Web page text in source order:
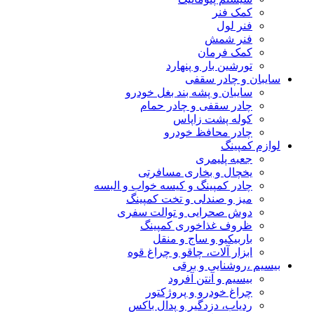
کمک فنر
فنر لول
فنر شمش
کمک فرمان
تورشین بار و پنهارد
سایبان و چادر سقفی
سایبان و پشه بند بغل خودرو
چادر سقفی و چادر حمام
کوله پشت زاپاس
چادر محافظ خودرو
لوازم کمپینگ
جعبه پلیمری
یخچال و بخاری مسافرتی
چادر کمپینگ و کیسه خواب و البسه
میز و صندلی و تخت کمپینگ
دوش صحرایی و توالت سفری
ظروف غذاخوری کمپینگ
باربیکیو و ساج و منقل
ابزار آلات، چاقو و چراغ قوه
بیسیم ،روشنایی و برقی
بیسیم و آنتن آفرود
چراغ خودرو و پروژکتور
ردیاب، دزدگیر و پدال باکس